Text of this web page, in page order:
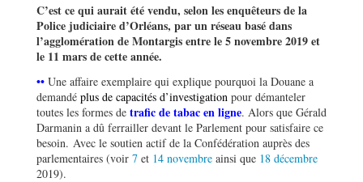
C’est ce qui aurait été vendu, selon les enquêteurs de la
Police judiciaire d’Orléans, par un réseau basé dans
l’agglomération de Montargis entre le 5 novembre 2019 et
le 11 mars de cette année.
•• Une affaire exemplaire qui explique pourquoi la Douane a
demandé plus de capacités d’investigation pour démanteler
toutes les formes de trafic de tabac en ligne. Alors que Gérald
Darmanin a dû ferrailler devant le Parlement pour satisfaire ce
besoin. Avec le soutien actif de la Confédération auprès des
parlementaires (voir 7 et 14 novembre ainsi que 18 décembre
2019).